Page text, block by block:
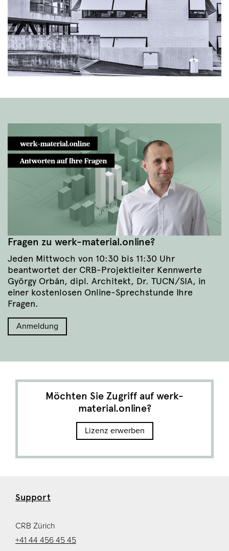
Fragen zu werk-material.online?
Jeden Mittwoch von 10:30 bis 11:30 Uhr
beantwortet der CRB-Projektleiter Kennwerte
György Orbán, dipl. Architekt, Dr. TUCN/SIA, in
einer kostenlosen Online-Sprechstunde Ihre
Fragen.
Anmeldung
Möchten Sie Zugriff auf werk-
material.online?
Lizenz erwerben
Support
CRB Zürich
+41 44 456 45 45